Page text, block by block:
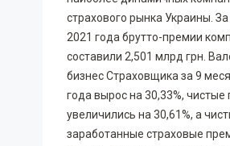
страхового рынка Украины.
2021 года брутто-премии
составили 2,501 млрд грн.
бизнес Страховщика за 9
года вырос на 30,33%, чистые
увеличились на 30,61%, а
заработанные страховые